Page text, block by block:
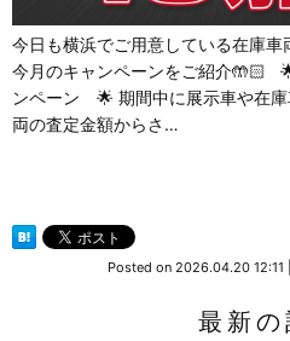
今日も横浜でご用意している在庫車
今月のキャンペーンをご紹介🤲🏻
ンペーン 🌟 期間中に展示車や在
両の査定金額からさ…
Posted on 2026.04.20 12:11
最新の